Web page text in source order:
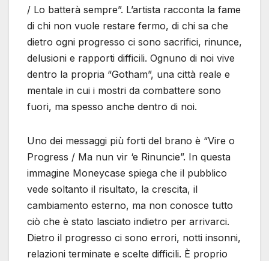
/ Lo batterà sempre”. L’artista racconta la fame
di chi non vuole restare fermo, di chi sa che
dietro ogni progresso ci sono sacrifici, rinunce,
delusioni e rapporti difficili. Ognuno di noi vive
dentro la propria “Gotham”, una città reale e
mentale in cui i mostri da combattere sono
fuori, ma spesso anche dentro di noi.
Uno dei messaggi più forti del brano è “Vire o
Progress / Ma nun vir ‘e Rinuncie”. In questa
immagine Moneycase spiega che il pubblico
vede soltanto il risultato, la crescita, il
cambiamento esterno, ma non conosce tutto
ciò che è stato lasciato indietro per arrivarci.
Dietro il progresso ci sono errori, notti insonni,
relazioni terminate e scelte difficili. È proprio